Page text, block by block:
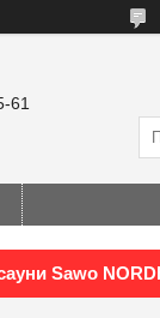
61
Sawo